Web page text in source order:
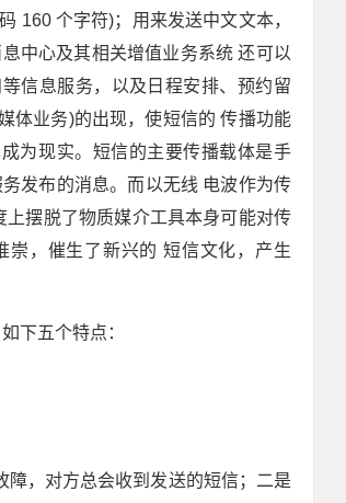
160 个字符)；用来发送中文文本，
中心及其相关增值业务系统 还可以
信息服务，以及日程安排、预约留
体业务)的出现，使短信的 传播功能
为现实。短信的主要传播载体是手
发布的消息。而以无线 电波作为传
摆脱了物质媒介工具本身可能对传
崇，催生了新兴的 短信文化，产生
下五个特点：
，对方总会收到发送的短信；二是